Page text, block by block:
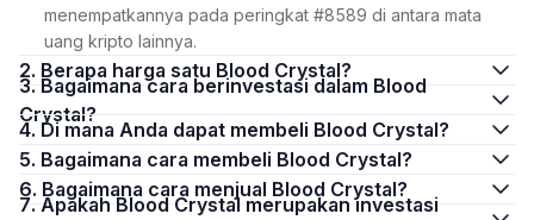
menempatkannya pada peringkat #8589 di antara mata
uang kripto lainnya.
2. Berapa harga satu Blood Crystal?
3. Bagaimana cara berinvestasi dalam Blood
Crystal?
4. Di mana Anda dapat membeli Blood Crystal?
5. Bagaimana cara membeli Blood Crystal?
6. Bagaimana cara menjual Blood Crystal?
7. Apakah Blood Crystal merupakan investasi